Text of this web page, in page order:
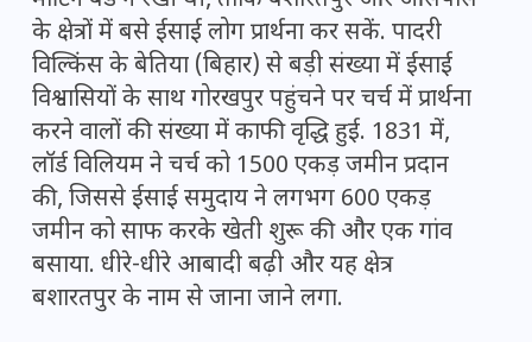
के क्षेत्रों में बसे ईसाई लोग प्रार्थना कर सकें. पादरी
विल्किंस के बेतिया (बिहार) से बड़ी संख्या में ईसाई
विश्वासियों के साथ गोरखपुर पहुंचने पर चर्च में प्रार्थना
करने वालों की संख्या में काफी वृद्धि हुई. 1831 में,
लॉर्ड विलियम ने चर्च को 1500 एकड़ जमीन प्रदान
की, जिससे ईसाई समुदाय ने लगभग 600 एकड़
जमीन को साफ करके खेती शुरू की और एक गांव
बसाया. धीरे-धीरे आबादी बढ़ी और यह क्षेत्र
बशारतपुर के नाम से जाना जाने लगा.